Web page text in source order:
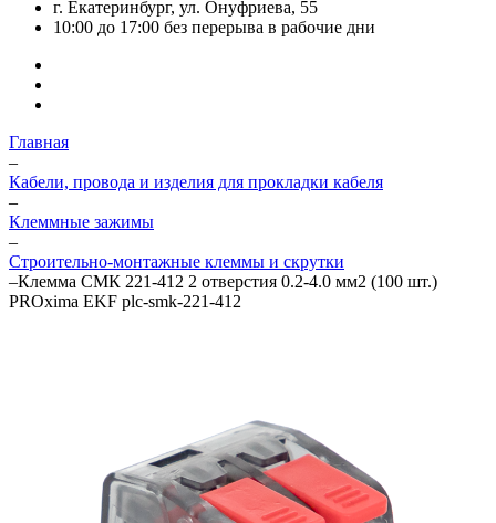
г. Екатеринбург, ул. Онуфриева, 55
10:00 до 17:00 без перерыва в рабочие дни
Главная
–
Кабели, провода и изделия для прокладки кабеля
–
Клеммные зажимы
–
Строительно-монтажные клеммы и скрутки
–Клемма СМК 221-412 2 отверстия 0.2-4.0 мм2 (100 шт.)
PROxima EKF plc-smk-221-412